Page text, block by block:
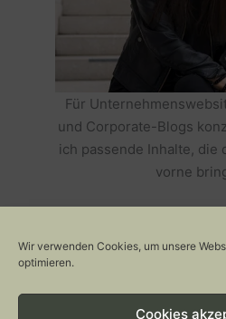
Wir verwenden Cookies, um unsere
optimieren.
Cookies
Für
und Corporate-Blogs
ich passende Inhalte, die
vorne
ERFOLGREICH